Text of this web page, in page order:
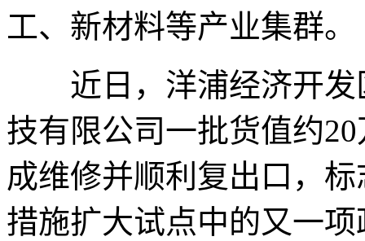
工、新材料等产业集群。
近日，洋浦经济开发
技有限公司一批货值约
成维修并顺利复出口，
措施扩大试点中的又一